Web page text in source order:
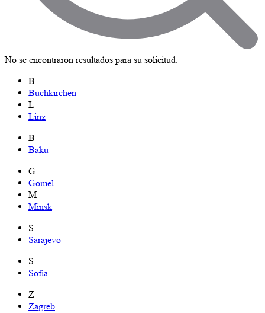
No se encontraron resultados para su solicitud.
B
Buchkirchen
L
Linz
B
Baku
G
Gomel
M
Minsk
S
Sarajevo
S
Sofia
Z
Zagreb